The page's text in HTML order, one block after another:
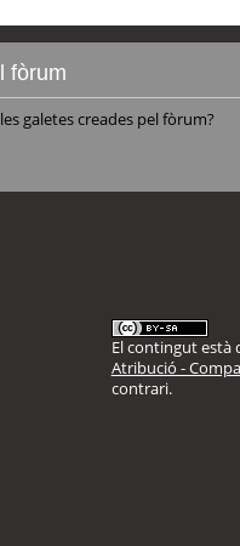
fòrum
galetes creades pel fòrum?
El contingut està
Atribució -
contrari.